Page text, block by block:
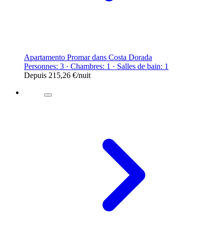
Apartamento Promar dans Costa Dorada
Personnes: 3 · Chambres: 1 · Salles de bain: 1
Depuis 215,26 €/nuit